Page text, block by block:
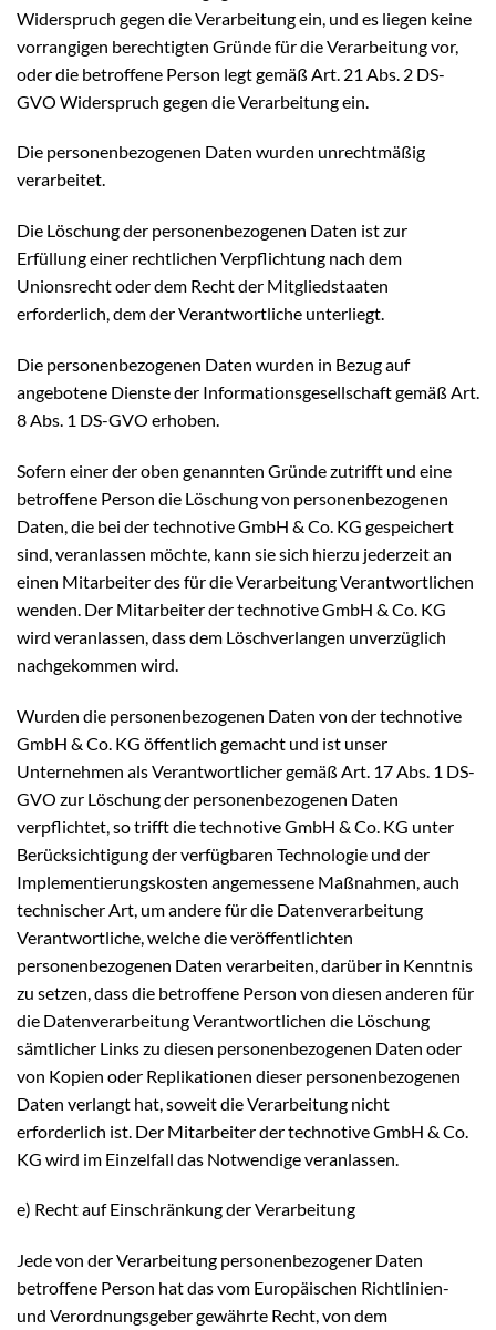
Widerspruch gegen die Verarbeitung ein, und es liegen keine
vorrangigen berechtigten Gründe für die Verarbeitung vor,
oder die betroffene Person legt gemäß Art. 21 Abs. 2 DS-
GVO Widerspruch gegen die Verarbeitung ein.
Die personenbezogenen Daten wurden unrechtmäßig
verarbeitet.
Die Löschung der personenbezogenen Daten ist zur
Erfüllung einer rechtlichen Verpflichtung nach dem
Unionsrecht oder dem Recht der Mitgliedstaaten
erforderlich, dem der Verantwortliche unterliegt.
Die personenbezogenen Daten wurden in Bezug auf
angebotene Dienste der Informationsgesellschaft gemäß Art.
8 Abs. 1 DS-GVO erhoben.
Sofern einer der oben genannten Gründe zutrifft und eine
betroffene Person die Löschung von personenbezogenen
Daten, die bei der technotive GmbH & Co. KG gespeichert
sind, veranlassen möchte, kann sie sich hierzu jederzeit an
einen Mitarbeiter des für die Verarbeitung Verantwortlichen
wenden. Der Mitarbeiter der technotive GmbH & Co. KG
wird veranlassen, dass dem Löschverlangen unverzüglich
nachgekommen wird.
Wurden die personenbezogenen Daten von der technotive
GmbH & Co. KG öffentlich gemacht und ist unser
Unternehmen als Verantwortlicher gemäß Art. 17 Abs. 1 DS-
GVO zur Löschung der personenbezogenen Daten
verpflichtet, so trifft die technotive GmbH & Co. KG unter
Berücksichtigung der verfügbaren Technologie und der
Implementierungskosten angemessene Maßnahmen, auch
technischer Art, um andere für die Datenverarbeitung
Verantwortliche, welche die veröffentlichten
personenbezogenen Daten verarbeiten, darüber in Kenntnis
zu setzen, dass die betroffene Person von diesen anderen für
die Datenverarbeitung Verantwortlichen die Löschung
sämtlicher Links zu diesen personenbezogenen Daten oder
von Kopien oder Replikationen dieser personenbezogenen
Daten verlangt hat, soweit die Verarbeitung nicht
erforderlich ist. Der Mitarbeiter der technotive GmbH & Co.
KG wird im Einzelfall das Notwendige veranlassen.
e) Recht auf Einschränkung der Verarbeitung
Jede von der Verarbeitung personenbezogener Daten
betroffene Person hat das vom Europäischen Richtlinien-
und Verordnungsgeber gewährte Recht, von dem